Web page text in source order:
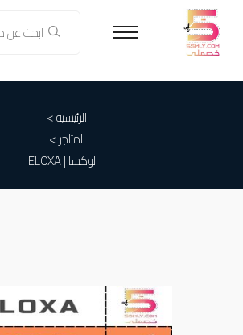
الرئيسية >
المتاجر >
الوكسا | ELOXA